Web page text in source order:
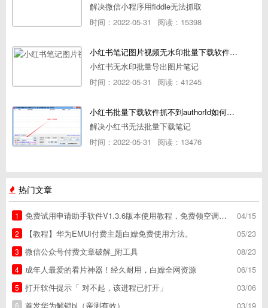
解决微信小程序用fiddle无法抓取
时间：2022-05-31
阅读：15398
小红书笔记图片视频无水印批量下载软件使用教程
小红书无水印批量导出图片笔记
时间：2022-05-31
阅读：41245
小红书批量下载软件抓不到authorId如何解决
解决小红书无法批量下载笔记
时间：2022-05-31
阅读：13476
热门文章
04/15
1
免费试用申请助手软件V1.3.6版本使用教程，免费领空调冰箱，附下载地址
05/23
2
【教程】华为EMUI付费主题白嫖免费使用方法。
08/23
3
微信公众号付费文章破解_附工具
06/15
4
成年人最爱的看片神器！经久耐用，白嫖全网资源
03/06
5
打开软件提示「 对不起，该进程已打开」
03/19
6
首发华为解锁bl（亲测有效）